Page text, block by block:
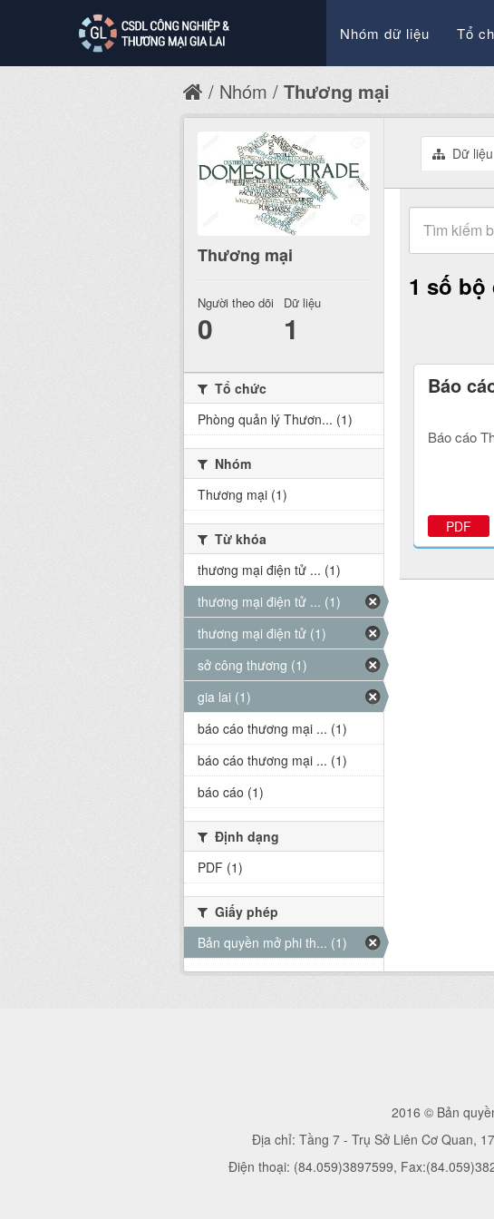
Nhóm dữ liệu Tổ
Nhóm Thương mại
Dữ liệu
1 số
Báo
Báo cáo
PDF
Thương mại
Người theo dõi
0
Dữ liệu
1
Tổ chức
Phòng quản lý Thươn... (1)
Nhóm
Thương mại (1)
Từ khóa
thương mại điện tử ... (1)
thương mại điện tử ... (1)
thương mại điện tử (1)
sở công thương (1)
gia lai (1)
báo cáo thương mại ... (1)
báo cáo thương mại ... (1)
báo cáo (1)
Định dạng
PDF (1)
Giấy phép
Bản quyền mở phi th... (1)
2016 © Bản
Địa chỉ: Tầng 7 - Trụ Sở Liên Cơ Quan,
Điện thoại: (84.059)3897599,